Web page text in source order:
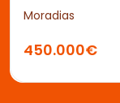
Moradias
450.000€